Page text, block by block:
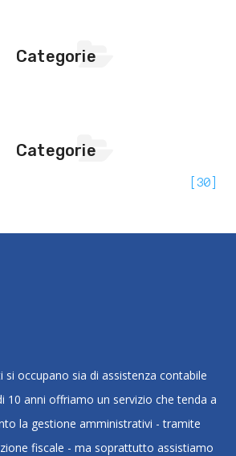
Categorie
Categorie
30
occupano sia di assistenza contabile
10 anni offriamo un servizio che tenda a
la gestione amministrativi - tramite
fiscale - ma soprattutto assistiamo